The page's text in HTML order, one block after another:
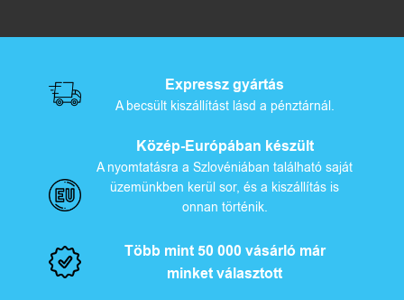
Expressz gyártás
A becsült kiszállítást lásd a pénztárnál.
Közép-Európában készült
A nyomtatásra a Szlovéniában található saját
üzemünkben kerül sor, és a kiszállítás is
onnan történik.
Több mint 50 000 vásárló már
minket választott